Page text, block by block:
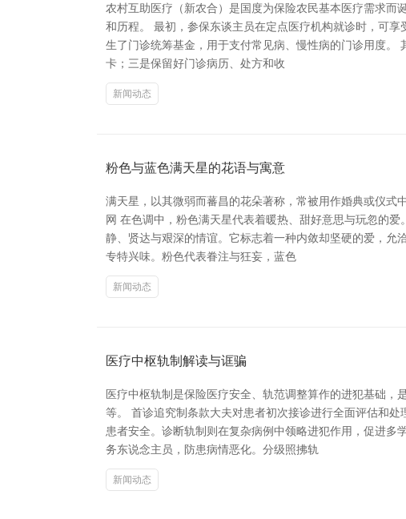
农村互助医疗（新农合）是国度为保险农民基本医疗需求
和历程。 最初，参保东谈主员在定点医疗机构就诊时，可
生了门诊统筹基金，用于支付常见病、慢性病的门诊用度。
卡；三是保留好门诊病历、处方和收
新闻动态
粉色与蓝色满天星的花语与寓意
满天星，以其微弱而蕃昌的花朵著称，常被用作婚典或仪
网 在色调中，粉色满天星代表着暖热、甜好意思与玩忽的
静、贤达与艰深的情谊。它标志着一种内敛却坚硬的爱，
专特兴味。粉色代表眷注与狂妄，蓝色
新闻动态
医疗中枢轨制解读与诓骗
医疗中枢轨制是保险医疗安全、轨范调整算作的进犯基础
等。 首诊追究制条款大夫对患者初次接诊进行全面评估和
患者安全。诊断轨制则在复杂病例中领略进犯作用，促进
务东说念主员，防患病情恶化。分级照拂轨
新闻动态